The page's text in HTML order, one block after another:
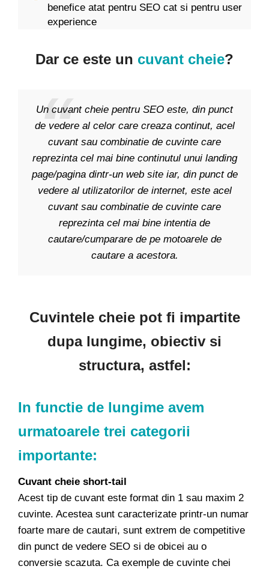
benefice atat pentru SEO cat si pentru user
experience
Dar ce este un cuvant cheie?
Un cuvant cheie pentru SEO este, din punct
de vedere al celor care creaza continut, acel
cuvant sau combinatie de cuvinte care
reprezinta cel mai bine continutul unui landing
page/pagina dintr-un web site iar, din punct de
vedere al utilizatorilor de internet, este acel
cuvant sau combinatie de cuvinte care
reprezinta cel mai bine intentia de
cautare/cumparare de pe motoarele de
cautare a acestora.
Cuvintele cheie pot fi impartite
dupa lungime, obiectiv si
structura, astfel:
In functie de lungime avem
urmatoarele trei categorii
importante:
Cuvant cheie short-tail
Acest tip de cuvant este format din 1 sau maxim 2
cuvinte. Acestea sunt caracterizate printr-un numar
foarte mare de cautari, sunt extrem de competitive
din punct de vedere SEO si de obicei au o
conversie scazuta. Ca exemple de cuvinte chei